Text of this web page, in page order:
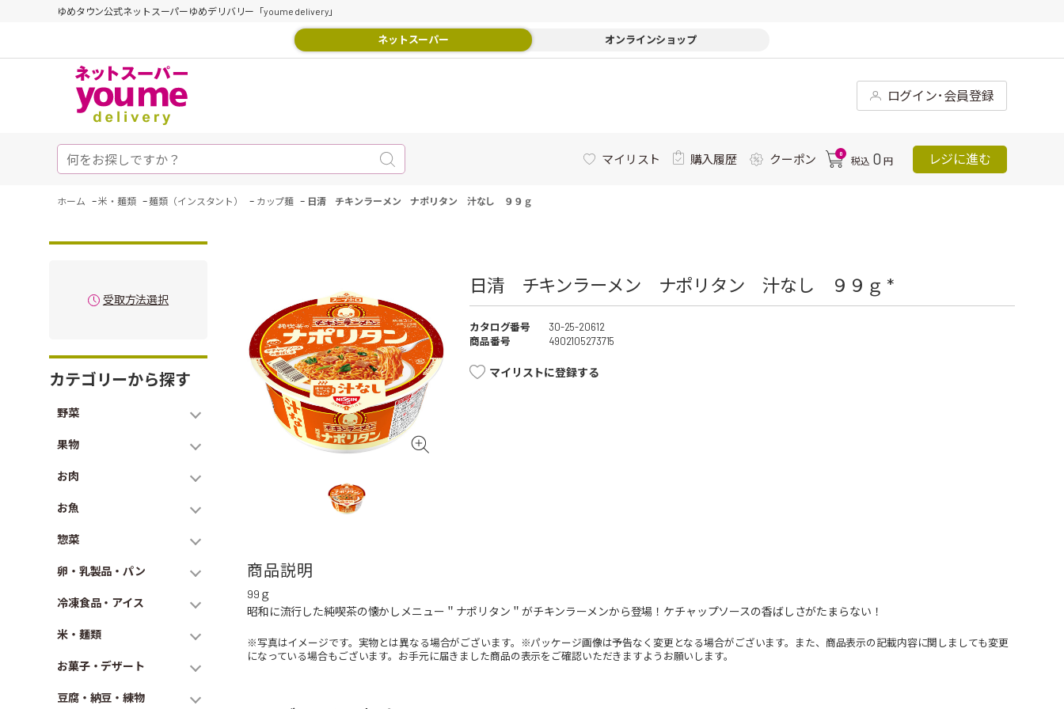
ゆめタウン公式ネットスーパーゆめデリバリー「youme delivery」
ネットスーパー オンラインショップ
ログイン･会員登録
マイリスト 購入履歴 クーポン 0
税込 0 円 レジに進む
ホーム -米・麺類 -麺類（インスタント） - カップ麺 - 日清 チキンラーメン ナポリタン 汁なし ９９ｇ
受取方法選択
カテゴリーから探す
野菜
果物
お肉
お魚
惣菜
卵・乳製品・パン
冷凍食品・アイス
米・麺類
お菓子・デザート
豆腐・納豆・練物
日清 チキンラーメン ナポリタン 汁なし ９９ｇ *
カタログ番号
30-25-20612
商品番号
4902105273715
マイリストに登録する
商品説明
99ｇ
昭和に流行した純喫茶の懐かしメニュー＂ナポリタン＂がチキンラーメンから登場！ケチャップソースの香ばしさがたまらない！
※写真はイメージです。実物とは異なる場合がございます。※パッケージ画像は予告なく変更となる場合がございます。また、商品表示の記載内容に関しましても変更
になっている場合もございます。お手元に届きました商品の表示をご確認いただきますようお願いします。